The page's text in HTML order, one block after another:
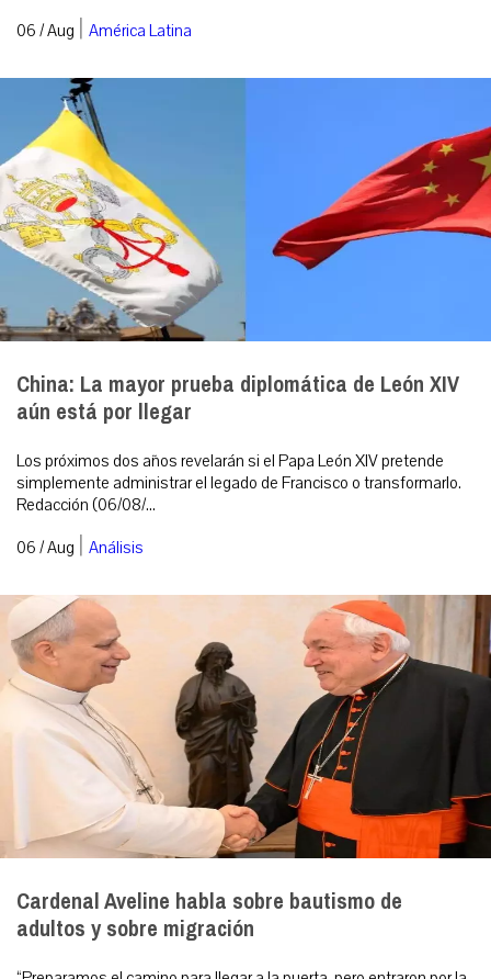
06 / Aug | América Latina
China: La mayor prueba diplomática de León XIV
aún está por llegar
Los próximos dos años revelarán si el Papa León XIV pretende
simplemente administrar el legado de Francisco o transformarlo.
Redacción (06/08/...
06 / Aug | Análisis
Cardenal Aveline habla sobre bautismo de
adultos y sobre migración